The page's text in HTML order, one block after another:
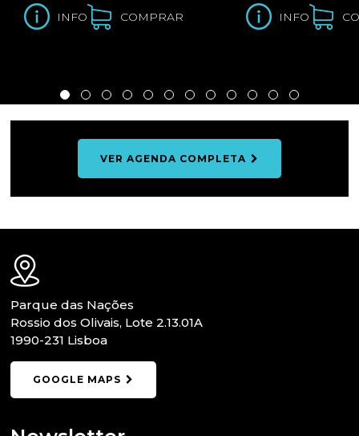
INFO COMPRAR INFO
VER AGENDA COMPLETA
Parque das Nações
Rossio dos Olivais, Lote 2.13.01A
1990-231 Lisboa
GOOGLE MAPS